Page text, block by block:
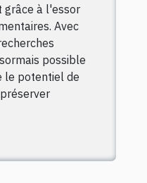
grâce à l'essor
Avec
possible
le potentiel de